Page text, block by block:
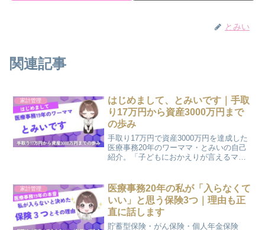
とみい
関連記事
家計管理
はじめまして、とみいです｜手取
り17万円から資産3000万円まで
の歩み
手取り17万円で資産3000万円を達成した
医療事務20年のワーママ・とみいの自己
紹介。「子どもにおかえりが言えるママ
をまとめました。
家計管理
医療事務20年の私が「入らなくて
いい」と思う保険3つ｜理由も正
直に話します
貯蓄型保険・がん保険・個人年金保険